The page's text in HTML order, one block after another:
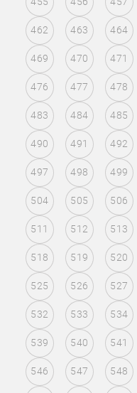
462 463 464
469 470 471
476 477 478
483 484 485
490 491 492
497 498 499
504 505 506
511 512 513
518 519 520
525 526 527
532 533 534
539 540 541
546 547 548